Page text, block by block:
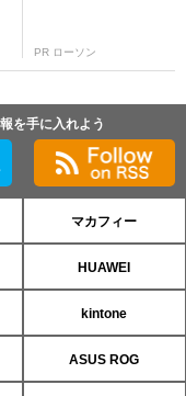
PR ローソン
を手に入れよう
マカフィー
HUAWEI
kintone
ASUS ROG